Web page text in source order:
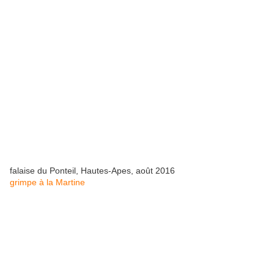
falaise du Ponteil, Hautes-Apes, août 2016
grimpe à la Martine